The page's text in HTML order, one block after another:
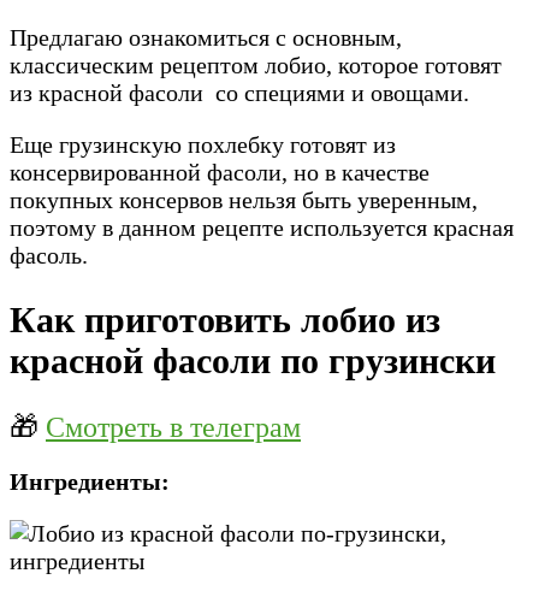
Предлагаю ознакомиться с основным,
классическим рецептом лобио, которое готовят
из красной фасоли со специями и овощами.
Еще грузинскую похлебку готовят из
консервированной фасоли, но в качестве
покупных консервов нельзя быть уверенным,
поэтому в данном рецепте используется красная
фасоль.
Как приготовить лобио из
красной фасоли по грузински
🎁 Смотреть в телеграм
Ингредиенты: